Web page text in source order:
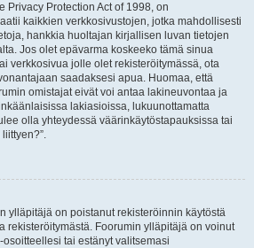
Privacy Protection Act of 1998, on
kaikkien verkkosivustojen, jotka mahdollisesti
hankkia huoltajan kirjallisen luvan tietojen
Jos olet epävarma koskeeko tämä sinua
verkkosivua jolle olet rekisteröitymässä, ota
saadaksesi apua. Huomaa, että
omistajat eivät voi antaa lakineuvontaa ja
lakiasioissa, lukuunottamatta
olla yhteydessä väärinkäytöstapauksissa tai
ylläpitäjä on poistanut rekisteröinnin käytöstä
rekisteröitymästä. Foorumin ylläpitäjä on voinut
tai estänyt valitsemasi